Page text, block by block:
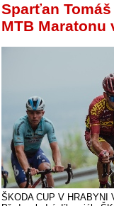
Sparťan
MTB Maratonu
ŠKODA CUP V HRABYNI